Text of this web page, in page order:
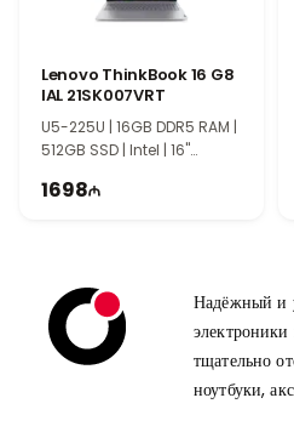
Lenovo ThinkBook 16 G8
IAL 21SK007VRT
U5-225U | 16GB DDR5 RAM |
512GB SSD | Intel | 16"
1698
Надёжный и
тщательно
ноутбуки,